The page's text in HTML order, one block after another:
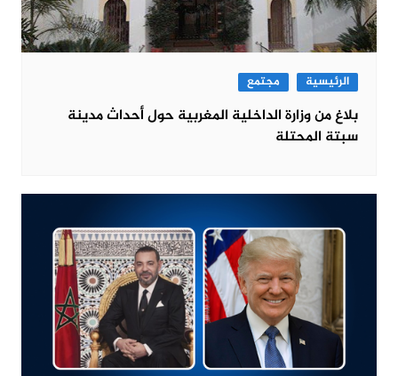
الرئيسية مجتمع
بلاغ من وزارة الداخلية المغربية حول أحداث مدينة
سبتة المحتلة